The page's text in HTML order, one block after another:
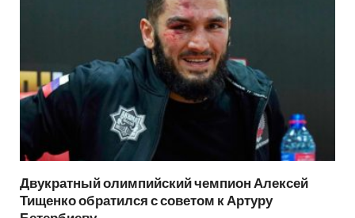
Двукратный олимпийский чемпион Алексей
Тищенко обратился с советом к Артуру